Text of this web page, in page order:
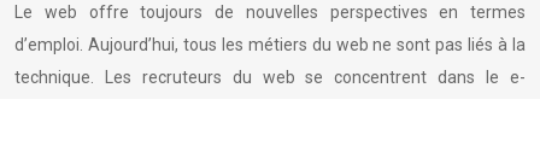
Le web offre toujours de nouvelles perspectives en termes
d’emploi. Aujourd’hui, tous les métiers du web ne sont pas liés à la
technique. Les recruteurs du web se concentrent dans le e-